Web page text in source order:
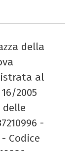
della
al
2005
delle
-
- Codice